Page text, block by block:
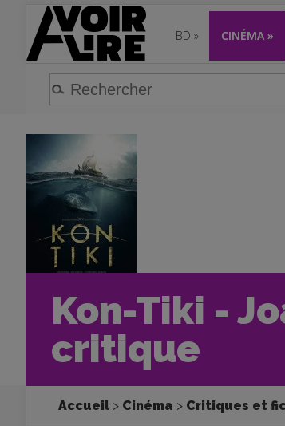
BD » CINÉMA »
Kon-Tiki -
critique
Accueil Cinéma Critiques et